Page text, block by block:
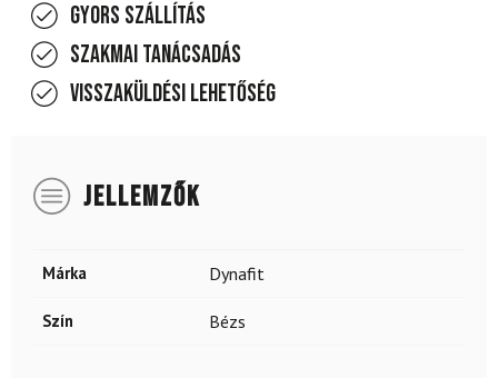
Gyors szállítás
Szakmai tanácsadás
Visszaküldési lehetőség
JELLEMZŐK
Márka Dynafit
Szín Bézs